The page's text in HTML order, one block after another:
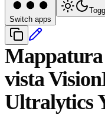
Switch apps
Mappatura
vista
Ultralytics